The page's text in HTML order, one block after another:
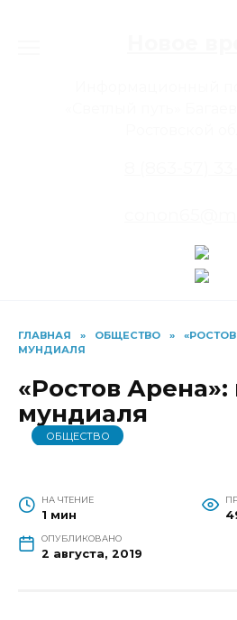
ГЛАВНАЯ » ОБЩЕСТВО »
МУНДИАЛЯ
«Ростов Арена»:
мундиаля
ОБЩЕСТВО
НА ЧТЕНИЕ
1 мин
ОПУБЛИКОВАНО
2 августа, 2019